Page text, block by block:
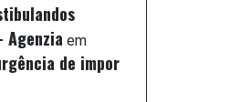
Agenzia em
de impor